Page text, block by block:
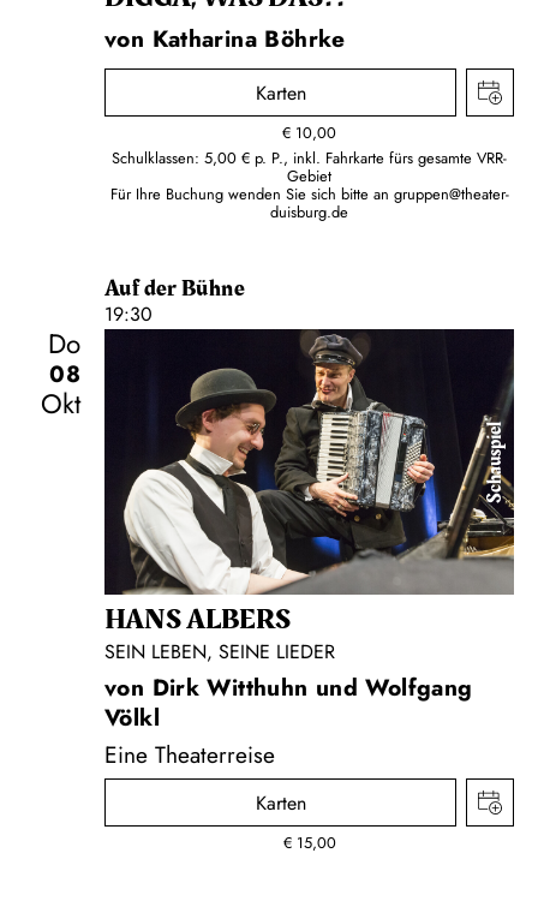
von Katharina Böhrke
Karten
€ 10,00
Schulklassen: 5,00 € p. P., inkl. Fahrkarte fürs gesamte VRR-
Gebiet
Für Ihre Buchung wenden Sie sich bitte an gruppen@theater-
duisburg.de
Auf der Bühne
19:30
Do
08
Okt
Schauspiel
HANS ALBERS
SEIN LEBEN, SEINE LIEDER
von Dirk Witthuhn und Wolfgang
Völkl
Eine Theaterreise
Karten
€ 15,00